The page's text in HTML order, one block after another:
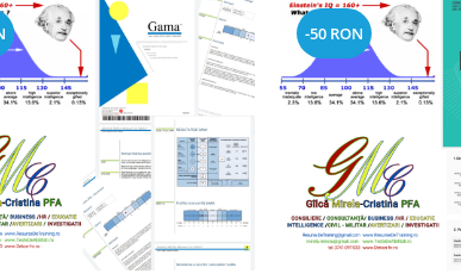
-50 RON